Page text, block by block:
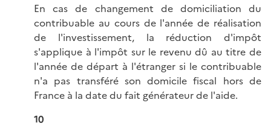
En cas de changement de domiciliation du
contribuable au cours de l'année de réalisation
de l'investissement, la réduction d'impôt
s'applique à l'impôt sur le revenu dû au titre de
l'année de départ à l'étranger si le contribuable
n'a pas transféré son domicile fiscal hors de
France à la date du fait générateur de l'aide.
10